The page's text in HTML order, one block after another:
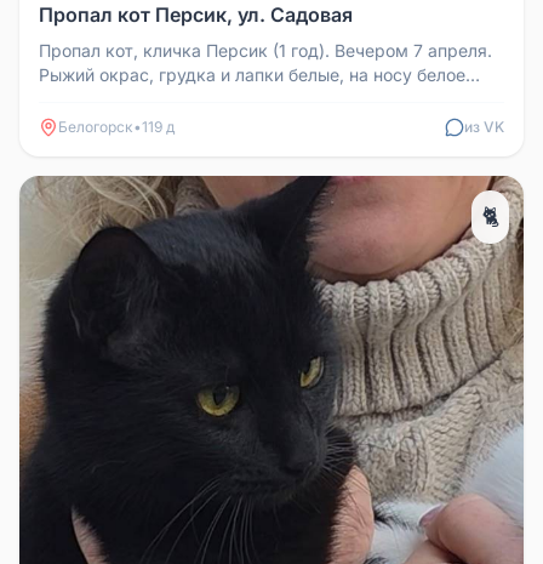
Пропал кот Персик, ул. Садовая
Пропал кот, кличка Персик (1 год). Вечером 7 апреля.
Рыжий окрас, грудка и лапки белые, на носу белое
Белогорск•119 д из VK
🐈